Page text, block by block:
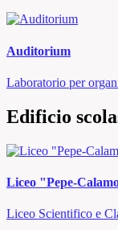
Auditorium
Laboratorio per
Edificio
Liceo "Pepe-
Liceo Scientifico e